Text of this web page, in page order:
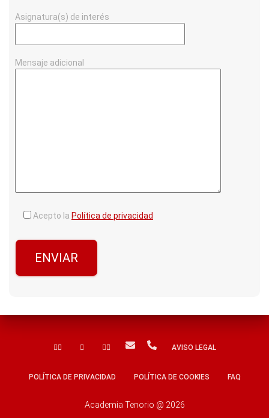
Asignatura(s) de interés
Mensaje adicional
Acepto la Política de privacidad
FACEBOOKTWITTERINSTAGRAM AVISO LEGAL
POLÍTICA DE PRIVACIDAD POLÍTICA DE COOKIES FAQ
Academia Tenorio @ 2026